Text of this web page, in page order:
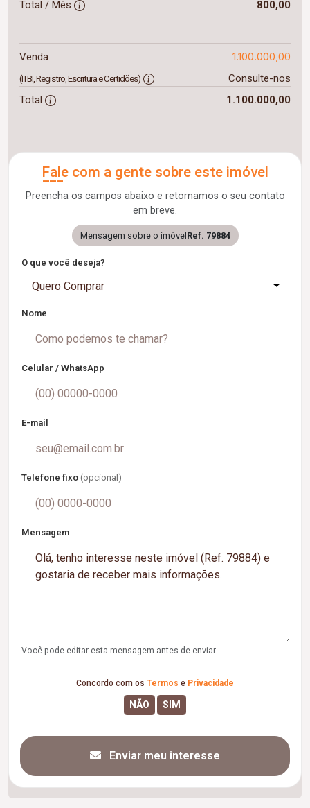
Total / Mês 800,00
Venda 1.100.000,00
(ITBI, Registro, Escritura e Certidões)
Consulte-nos
Total
1.100.000,00
Fale com a gente sobre este imóvel
Preencha os campos abaixo e retornamos o seu contato
em breve.
Mensagem sobre o imóvelRef. 79884
O que você deseja?
Quero Comprar
Nome
Celular / WhatsApp
E-mail
Telefone fixo (opcional)
Mensagem
Você pode editar esta mensagem antes de enviar.
Concordo com os Termos e Privacidade
Enviar meu interesse